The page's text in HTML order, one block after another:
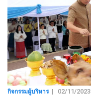
กิจกรรมผู้บริหาร| 02/11/2023